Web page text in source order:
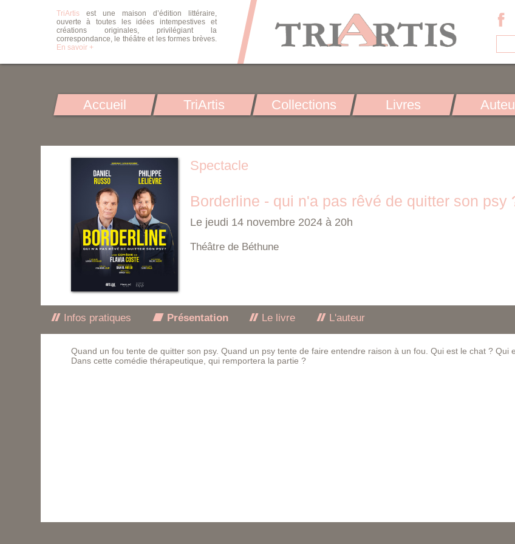
TriArtisest une maison d’édition littéraire,
ouverte à toutes les idées intempestives et
créations originales, privilégiant la
correspondance, le théâtre et les formes brèves.
En savoir +
Accueil TriArtis Collections Livres
Spectacle
Borderline - qui n'a pas rêvé de quitter son psy
Le jeudi 14 novembre 2024 à 20h
Théâtre de Béthune
Infos pratiques Présentation Le livre L'auteur
Quand un fou tente de quitter son psy. Quand un psy tente de faire entendre raison à un fou. Qui est le chat ? Qui
Dans cette comédie thérapeutique, qui remportera la partie ?